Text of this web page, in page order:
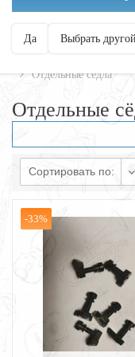
Да Выбрать
Главная Всё для
Бриджи,
Отдельные сёдла
Отдельные
Сортировать по:
-33%